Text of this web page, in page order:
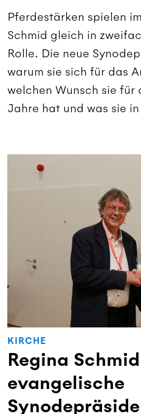
Pferdestärken spielen
Schmid gleich in
Rolle. Die neue
warum sie sich für das
welchen Wunsch sie für
Jahre hat und was sie
KIRCHE
Regina
evangelische